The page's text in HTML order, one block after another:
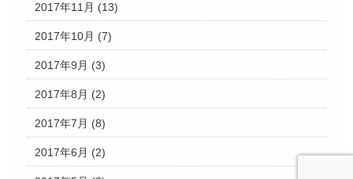
2017年11月 (13)
2017年10月 (7)
2017年9月 (3)
2017年8月 (2)
2017年7月 (8)
2017年6月 (2)